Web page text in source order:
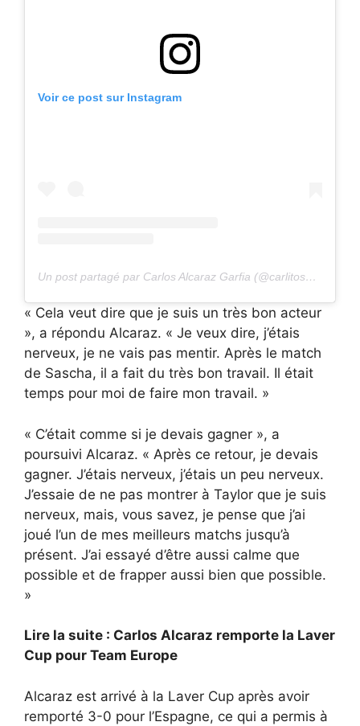
Voir ce post sur Instagram
Un post partagé par Carlos Alcaraz Garfia (@carlitosalcarazz)
« Cela veut dire que je suis un très bon acteur
», a répondu Alcaraz. « Je veux dire, j’étais
nerveux, je ne vais pas mentir. Après le match
de Sascha, il a fait du très bon travail. Il était
temps pour moi de faire mon travail. »
« C’était comme si je devais gagner », a
poursuivi Alcaraz. « Après ce retour, je devais
gagner. J’étais nerveux, j’étais un peu nerveux.
J’essaie de ne pas montrer à Taylor que je suis
nerveux, mais, vous savez, je pense que j’ai
joué l’un de mes meilleurs matchs jusqu’à
présent. J’ai essayé d’être aussi calme que
possible et de frapper aussi bien que possible.
»
Lire la suite : Carlos Alcaraz remporte la Laver
Cup pour Team Europe
Alcaraz est arrivé à la Laver Cup après avoir
remporté 3-0 pour l’Espagne, ce qui a permis à